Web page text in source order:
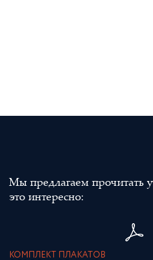
Мы предлагаем прочитать
это интересно:
КОМПЛЕКТ ПЛАКАТОВ